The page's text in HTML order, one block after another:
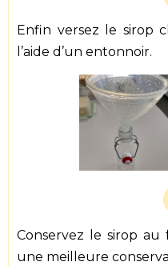
Enfin versez le sirop
l’aide d’un entonnoir.
Conservez le sirop
une meilleure